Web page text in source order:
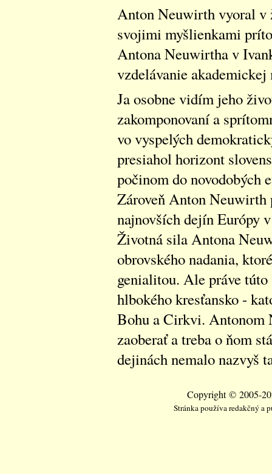
Anton Neuwirth vyoral v
svojimi myšlienkami
Antona Neuwirtha v
vzdelávanie akademickej
Ja osobne vidím jeho
zakomponovaní a
vo vyspelých
presiahol horizont
počinom do novodobých
Zároveň Anton Neuwirth
najnovších dejín Európy
Životná sila Antona
obrovského nadania,
genialitou. Ale práve
hlbokého kresťansko -
Bohu a Cirkvi. Antonom
zaoberať a treba o ňom
dejinách nemalo nazvyš
Copyright © 2005-
Stránka používa redakčný a